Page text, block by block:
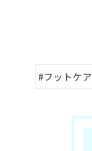
#フットケア